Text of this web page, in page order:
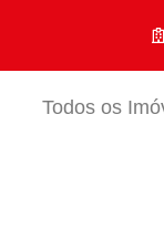
Todos os